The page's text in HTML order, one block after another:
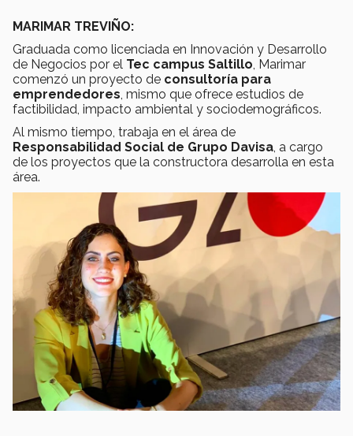
MARIMAR TREVIÑO:
Graduada como licenciada en Innovación y Desarrollo
de Negocios por el Tec campus Saltillo , Marimar
comenzó un proyecto de consultoría para
emprendedores , mismo que ofrece estudios de
factibilidad, impacto ambiental y sociodemográficos.
Al mismo tiempo, trabaja en el área de
Responsabilidad Social de Grupo Davisa , a cargo
de los proyectos que la constructora desarrolla en esta
área.